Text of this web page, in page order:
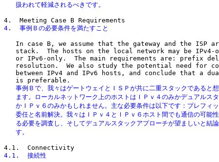
   扱われて軽減されるべきです。
4.  事例Ｂの必要条件を満たすこと
In case B, we assume that the gateway and the ISP
stack.  The hosts on the local network may be IPv4-
or IPv6-only.  The main requirements are: prefix
resolution.  We also study the potential need for
between IPv4 and IPv6 hosts, and conclude that a
事例Ｂで、我々はゲートウェイとＩＳＰが共に二重スタックであると
ます。ローカルネットワーク上のホストはＩＰｖ４のみかデュアルス
かＩＰｖ６のみかもしれません。主な必要条件は以下です：プレフィ
委任と名前解決。我々はＩＰｖ４とＩＰｖ６ホスト間でも通信の可能
る必要を調査し、そしてデュアルスタックアプローチが望ましいと結
   す。
4.1.  接続性